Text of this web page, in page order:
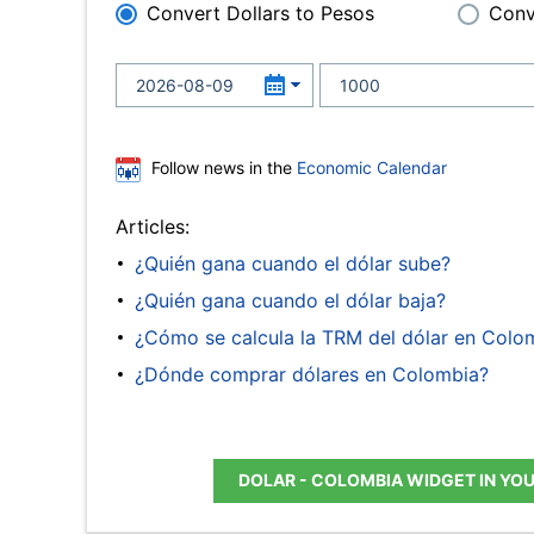
Convert Dollars to Pesos
Follow news in the Economic Calendar
Articles:
¿Quién gana cuando el dólar sube?
¿Quién gana cuando el dólar baja?
¿Cómo se calcula la TRM del dólar en
¿Dónde comprar dólares en Colombia?
DOLAR - COLOMBIA WIDGET IN